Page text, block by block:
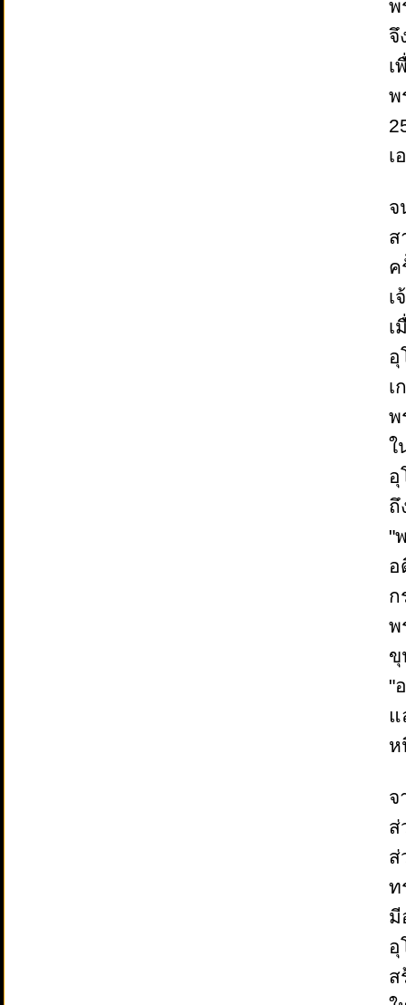
พ
จึ
เ
พ
เ
จ
ส
ค
เ
เ
อุ
เ
พ
ใ
อุ
ถึ
"
อ
ก
พ
ขุ
"
แ
ห
จ
ส่
ส่
ท
มี
อุ
ส